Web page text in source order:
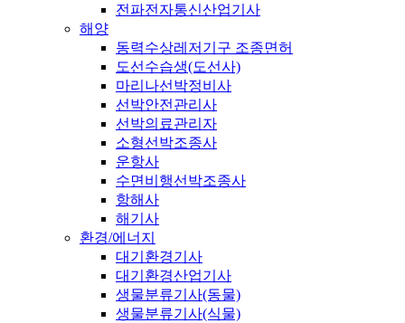
전파전자통신산업기사
해양
동력수상레저기구 조종면허
도선수습생(도선사)
마리나선박정비사
선박안전관리사
선박의료관리자
소형선박조종사
운항사
수면비행선박조종사
항해사
해기사
환경/에너지
대기환경기사
대기환경산업기사
생물분류기사(동물)
생물분류기사(식물)